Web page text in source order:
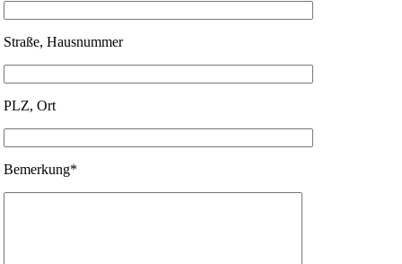
Straße, Hausnummer
PLZ, Ort
Bemerkung*